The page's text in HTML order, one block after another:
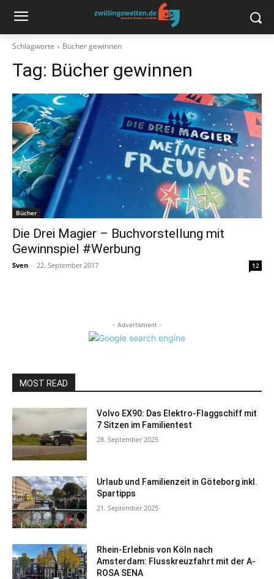
Schlagworte Bücher gewinnen
Tag: Bücher gewinnen
Bücher
Die Drei Magier – Buchvorstellung mit
Gewinnspiel #Werbung
Sven - 22. September 2017 12
- Advertisment -
MOST READ
Volvo EX90: Das Elektro-Flaggschiff mit
7 Sitzen im Familientest
28. September 2025
Urlaub und Familienzeit in Göteborg inkl.
Spartipps
21. September 2025
Rhein-Erlebnis von Köln nach
Amsterdam: Flusskreuzfahrt mit der A-
ROSA SENA